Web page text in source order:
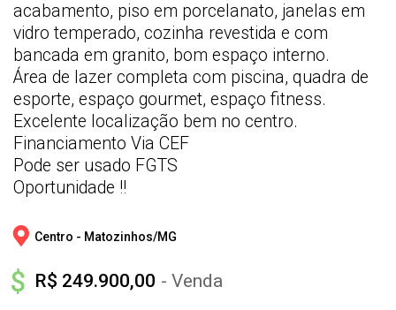
acabamento, piso em porcelanato, janelas em
vidro temperado, cozinha revestida e com
bancada em granito, bom espaço interno.
Área de lazer completa com piscina, quadra de
esporte, espaço gourmet, espaço fitness.
Excelente localização bem no centro.
Financiamento Via CEF
Pode ser usado FGTS
Oportunidade !!
Centro - Matozinhos/MG
R$ 249.900,00 - Venda